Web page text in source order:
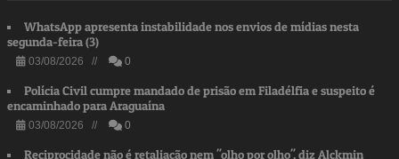
WhatsApp apresenta instabilidade nos envios de mídias nesta
segunda-feira (3)
03/08/2026 // 0
Polícia Civil cumpre mandado de prisão em Filadélfia e suspeito é
encaminhado para Araguaína
03/08/2026 // 0
Reciprocidade não é retaliação nem "olho por olho", diz Alckmin